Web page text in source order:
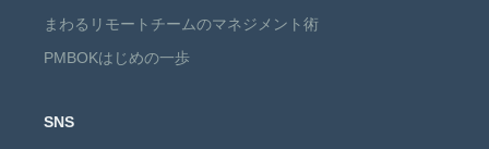
まわるリモートチームのマネジメント術
PMBOKはじめの一歩
SNS